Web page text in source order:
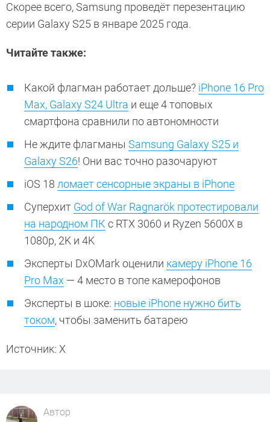
Скорее всего, Samsung проведёт перезентацию
серии Galaxy S25 в январе 2025 года.
Читайте также:
Какой флагман работает дольше? iPhone 16 Pro
Max, Galaxy S24 Ultra и еще 4 топовых
смартфона сравнили по автономности
Не ждите флагманы Samsung Galaxy S25 и
Galaxy S26! Они вас точно разочаруют
iOS 18 ломает сенсорные экраны в iPhone
Суперхит God of War Ragnarök протестировали
на народном ПК с RTX 3060 и Ryzen 5600X в
1080p, 2K и 4K
Эксперты DxOMark оценили камеру iPhone 16
Pro Max — 4 место в топе камерофонов
Эксперты в шоке: новые iPhone нужно бить
током, чтобы заменить батарею
Источник: Х
Автор